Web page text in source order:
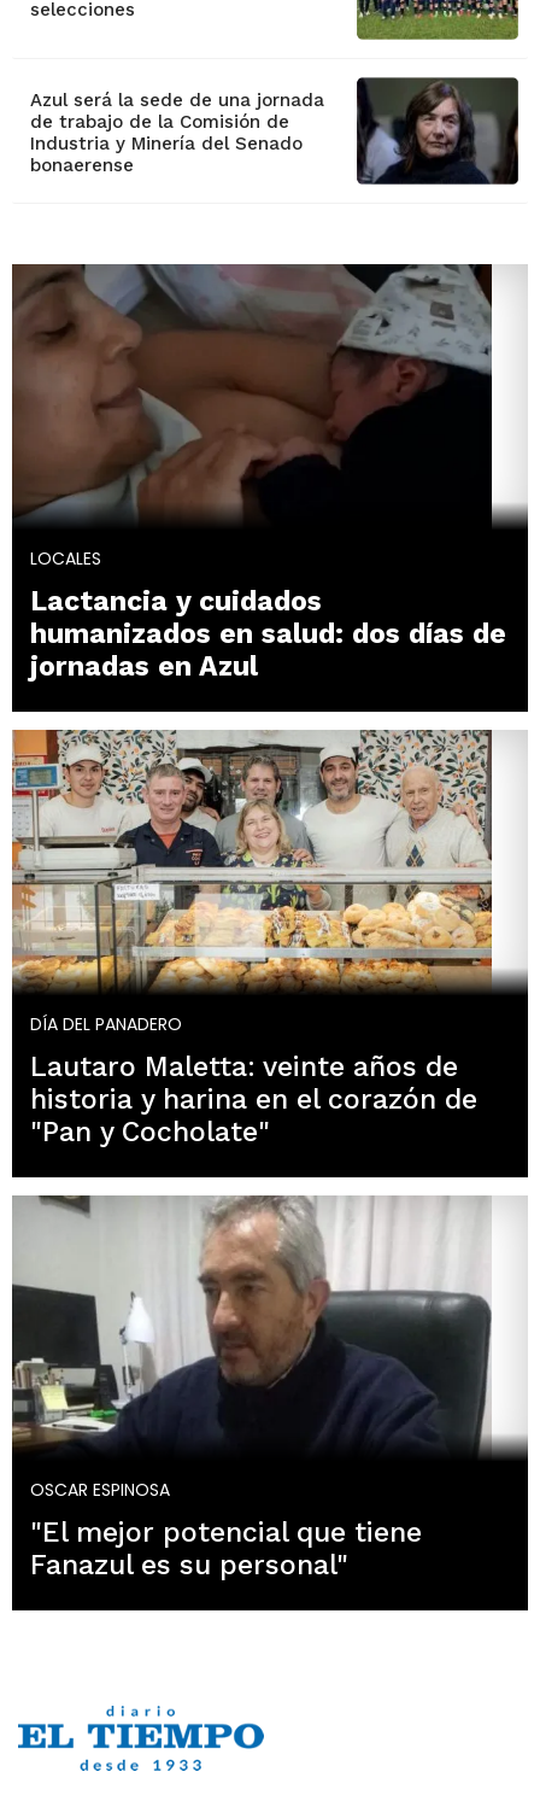
selecciones
Azul será la sede de una jornada
de trabajo de la Comisión de
Industria y Minería del Senado
bonaerense
LOCALES
Lactancia y cuidados
humanizados en salud: dos días de
jornadas en Azul
DÍA DEL PANADERO
Lautaro Maletta: veinte años de
historia y harina en el corazón de
"Pan y Cocholate"
OSCAR ESPINOSA
"El mejor potencial que tiene
Fanazul es su personal"